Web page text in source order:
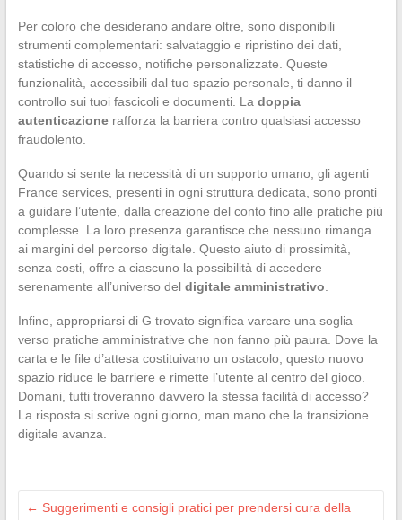
Per coloro che desiderano andare oltre, sono disponibili
strumenti complementari: salvataggio e ripristino dei dati,
statistiche di accesso, notifiche personalizzate. Queste
funzionalità, accessibili dal tuo spazio personale, ti danno il
controllo sui tuoi fascicoli e documenti. La doppia
autenticazionerafforza la barriera contro qualsiasi accesso
fraudolento.
Quando si sente la necessità di un supporto umano, gli agenti
France services, presenti in ogni struttura dedicata, sono pronti
a guidare l’utente, dalla creazione del conto fino alle pratiche più
complesse. La loro presenza garantisce che nessuno rimanga
ai margini del percorso digitale. Questo aiuto di prossimità,
senza costi, offre a ciascuno la possibilità di accedere
serenamente all’universo del digitale amministrativo
Infine, appropriarsi di G trovato significa varcare una soglia
verso pratiche amministrative che non fanno più paura. Dove la
carta e le file d’attesa costituivano un ostacolo, questo nuovo
spazio riduce le barriere e rimette l’utente al centro del gioco.
Domani, tutti troveranno davvero la stessa facilità di accesso?
La risposta si scrive ogni giorno, man mano che la transizione
digitale avanza.
← Suggerimenti e consigli pratici per prendersi cura della